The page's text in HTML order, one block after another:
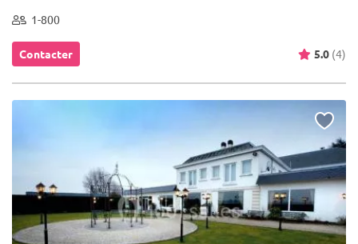
1-800
Contacter 5.0 (4)